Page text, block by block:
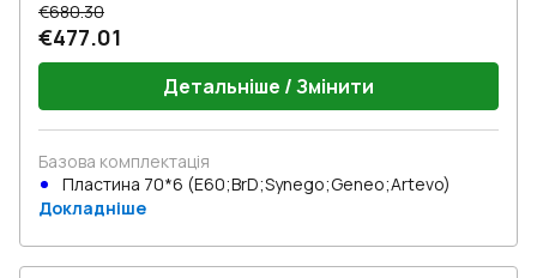
€680.30
€477.01
Детальніше / Змінити
Базова комплектація
Пластина 70*6 (E60;BrD;Synego;Geneo;Artevo)
Докладніше